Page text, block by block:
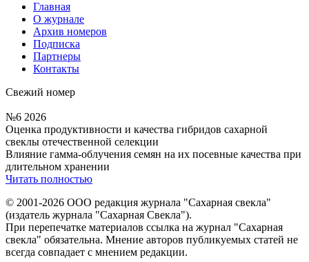
Главная
О журнале
Архив номеров
Подписка
Партнеры
Контакты
Свежий номер
№6 2026
Оценка продуктивности и качества гибридов сахарной
свеклы отечественной селекции
Влияние гамма-облучения семян на их посевные качества при
длительном хранении
Читать полностью
© 2001-2026 ООО редакция журнала "Сахарная свекла"
(издатель журнала "Сахарная Свекла").
При перепечатке материалов ссылка на журнал "Сахарная
свекла" обязательна. Мнение авторов публикуемых статей не
всегда совпадает с мнением редакции.